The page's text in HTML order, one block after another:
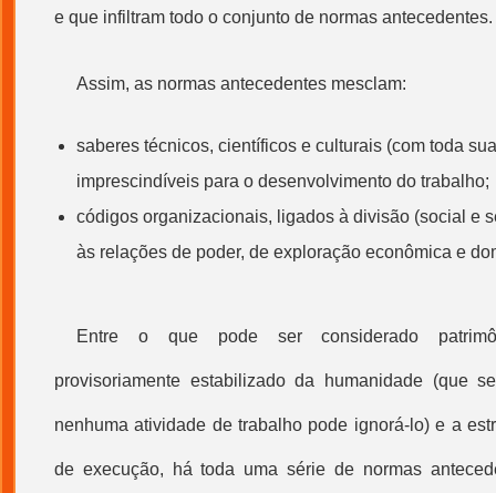
e que infiltram todo o conjunto de normas antecedentes.
Assim, as normas antecedentes mesclam:
saberes técnicos, científicos e culturais (com toda
imprescindíveis para o desenvolvimento do trabalho;
códigos organizacionais, ligados à divisão (social e
às relações de poder, de exploração econômica e
Entre o que pode ser considerado
provisoriamente estabilizado da humanidade (que
nenhuma atividade de trabalho pode ignorá-lo) e a
de execução, há toda uma série de normas